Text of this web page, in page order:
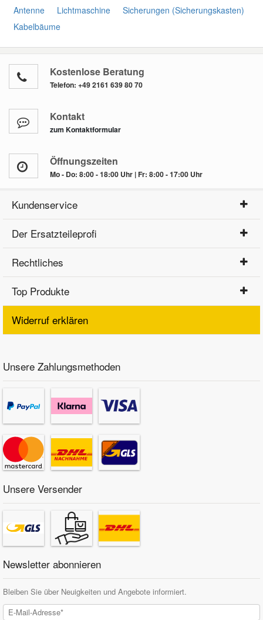
Antenne
Lichtmaschine
Sicherungen (Sicherungskasten)
Kabelbäume
Kostenlose Beratung
Telefon: +49 2161 639 80 70
Kontakt
zum Kontaktformular
Öffnungszeiten
Mo - Do: 8:00 - 18:00 Uhr | Fr: 8:00 - 17:00 Uhr
Kundenservice
Der Ersatzteileprofi
Rechtliches
Top Produkte
Widerruf erklären
Unsere Zahlungsmethoden
Unsere Versender
Newsletter abonnieren
Bleiben Sie über Neuigkeiten und Angebote informiert.